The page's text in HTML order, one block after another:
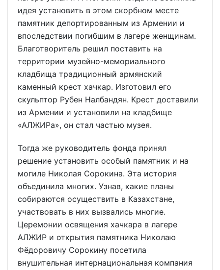
идея установить в этом скорбном месте
памятник депортированным из Армении и
впоследствии погибшим в лагере женщинам.
Благотворитель решил поставить на
территории музейно-мемориального
кладбища традиционный армянский
каменный крест хачкар. Изготовил его
скульптор Рубен Налбандян. Крест доставили
из Армении и установили на кладбище
«АЛЖИРа», он стал частью музея.
Тогда же руководитель фонда принял
решение установить особый памятник и на
могиле Николая Сорокина. Эта история
объединила многих. Узнав, какие планы
собираются осуществить в Казахстане,
участвовать в них вызвались многие.
Церемонии освящения хачкара в лагере
АЛЖИР и открытия памятника Николаю
Фёдоровичу Сорокину посетила
внушительная интернациональная компания